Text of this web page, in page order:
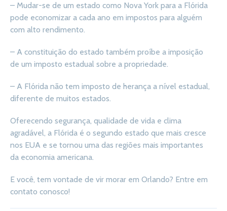
– Mudar-se de um estado como Nova York para a Flórida
pode economizar a cada ano em impostos para alguém
com alto rendimento.
– A constituição do estado também proíbe a imposição
de um imposto estadual sobre a propriedade.
– A Flórida não tem imposto de herança a nível estadual,
diferente de muitos estados.
Oferecendo segurança, qualidade de vida e clima
agradável, a Flórida é o segundo estado que mais cresce
nos EUA e se tornou uma das regiões mais importantes
da economia americana.
E você, tem vontade de vir morar em Orlando? Entre em
contato conosco!